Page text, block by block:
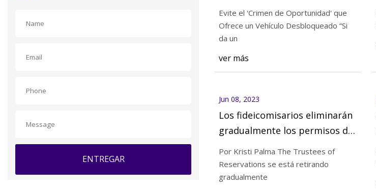
ENTREGAR
Evite el 'Crimen de Oportunidad' que
Ofrece un Vehículo Desbloqueado “Si
da un
ver más
Jun 08, 2023
Los fideicomisarios eliminarán
gradualmente los permisos de
estacionamiento de Crane
Beach
Por Kristi Palma The Trustees of
Reservations se está retirando
gradualmente